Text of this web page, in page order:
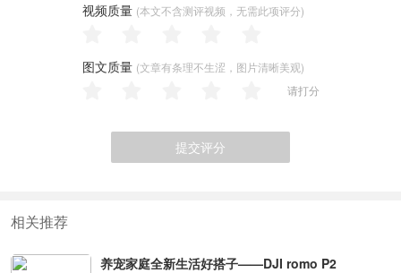
视频质量 (本文不含测评视频，无需此项评分)
图文质量 (文章有条理不生涩，图片清晰美观)
请打分
提交评分
相关推荐
养宠家庭全新生活好搭子——DJI romo P2